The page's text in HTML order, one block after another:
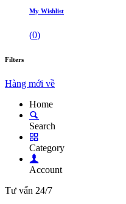
My Wishlist
(0)
Filters
Hàng mới về
Home
Search
Category
Account
Tư vấn 24/7